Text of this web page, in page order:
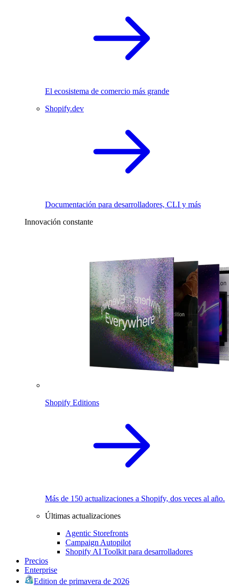
El ecosistema de comercio más grande
Shopify.dev
Documentación para desarrolladores, CLI y más
Innovación constante
Shopify Editions
Más de 150 actualizaciones a Shopify, dos veces al año.
Últimas actualizaciones
Agentic Storefronts
Campaign Autopilot
Shopify AI Toolkit para desarrolladores
Precios
Enterprise
Edition de primavera de 2026